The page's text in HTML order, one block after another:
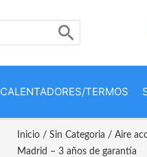
CALENTADORES/TERMOS
Inicio /Sin Categoria / Aire
Madrid – 3 años de garantía